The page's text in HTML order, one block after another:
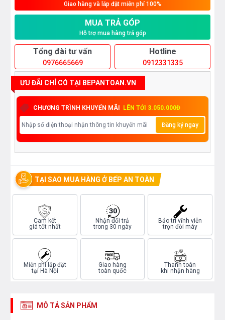
Giao hàng và lắp đặt miễn phí 100%
MUA TRẢ GÓP
Hỗ trợ mua hàng trả góp
Tổng đài tư vấn
0976665669
Hotline
0912331335
ƯU ĐÃI CHỈ CÓ TẠI BEPANTOAN.VN
CHƯƠNG TRÌNH KHUYẾN MÃI LÊN TỚI 3.050.000Đ
Đăng ký ngay
TẠI SAO MUA HÀNG Ở BẾP AN TOÀN
Cam kết
giá tốt nhất
Nhận đổi trả
trong 30 ngày
Bảo trì vĩnh viễn
trọn đời máy
Miễn phí lắp đặt
tại Hà Nội
Giao hàng
toàn quốc
Thanh toán
khi nhận hàng
MÔ TẢ SẢN PHẨM